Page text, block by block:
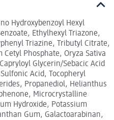
Hydroxybenzoyl Hexyl
Ethylhexyl Triazone,
Triazine, Tributyl Citrate,
Phosphate, Oryza Sativa
Glycerin/Sebacic Acid
Acid, Tocopheryl
Propanediol, Helianthus
Microcrystalline
Hydroxide, Potassium
Gum, Galactoarabinan,